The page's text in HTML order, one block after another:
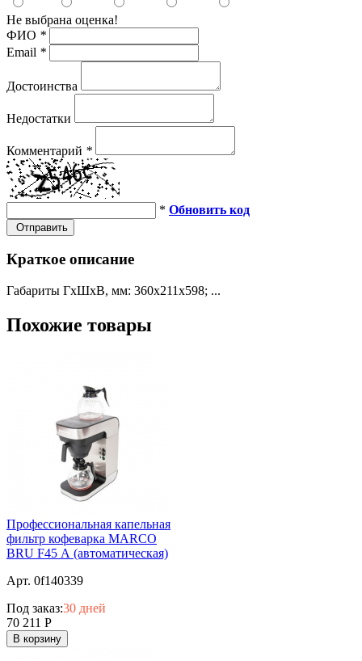
Не выбрана оценка!
ФИО *
Email *
Достоинства
Недостатки
Комментарий *
* Обновить код
Отправить
Краткое описание
Габариты ГхШхВ, мм: 360х211х598; ...
Похожие товары
Профессиональная капельная
фильтр кофеварка MARCO
BRU F45 А (автоматическая)
Арт. 0f140339
Под заказ:30 дней
70 211 Р
В корзину